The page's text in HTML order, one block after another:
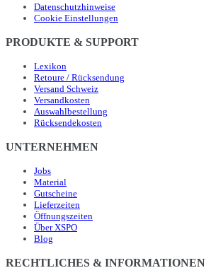
Datenschutzhinweise
Cookie Einstellungen
PRODUKTE & SUPPORT
Lexikon
Retoure / Rücksendung
Versand Schweiz
Versandkosten
Auswahlbestellung
Rücksendekosten
UNTERNEHMEN
Jobs
Material
Gutscheine
Lieferzeiten
Öffnungszeiten
Über XSPO
Blog
RECHTLICHES & INFORMATIONEN